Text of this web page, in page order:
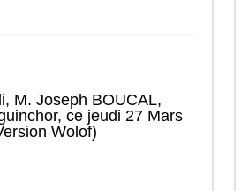
M. Joseph BOUCAL,
ce jeudi 27 Mars
Wolof)